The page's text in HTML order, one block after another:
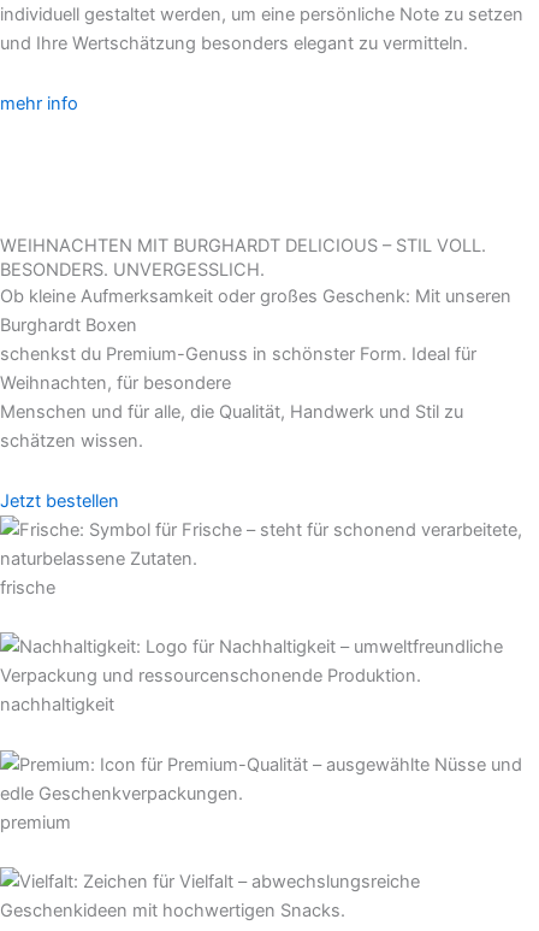
individuell gestaltet werden, um eine persönliche Note zu setzen
und Ihre Wertschätzung besonders elegant zu vermitteln.
mehr info
WEIHNACHTEN MIT BURGHARDT DELICIOUS – STIL VOLL.
BESONDERS. UNVERGESSLICH.
Ob kleine Aufmerksamkeit oder großes Geschenk: Mit unseren
Burghardt Boxen
schenkst du Premium-Genuss in schönster Form. Ideal für
Weihnachten, für besondere
Menschen und für alle, die Qualität, Handwerk und Stil zu
schätzen wissen.
Jetzt bestellen
frische
nachhaltigkeit
premium